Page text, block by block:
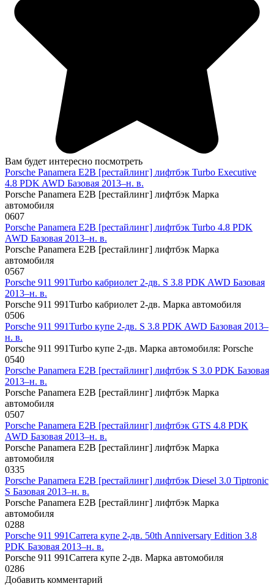
Вам будет интересно посмотреть
Porsche Panamera E2B [рестайлинг] лифтбэк Turbo Executive
4.8 PDK AWD Базовая 2013–н. в.
Porsche Panamera E2B [рестайлинг] лифтбэк Марка
автомобиля
0607
Porsche Panamera E2B [рестайлинг] лифтбэк Turbo 4.8 PDK
AWD Базовая 2013–н. в.
Porsche Panamera E2B [рестайлинг] лифтбэк Марка
автомобиля
0567
Porsche 911 991Turbo кабриолет 2-дв. S 3.8 PDK AWD Базовая
2013–н. в.
Porsche 911 991Turbo кабриолет 2-дв. Марка автомобиля
0506
Porsche 911 991Turbo купе 2-дв. S 3.8 PDK AWD Базовая 2013–
н. в.
Porsche 911 991Turbo купе 2-дв. Марка автомобиля: Porsche
0540
Porsche Panamera E2B [рестайлинг] лифтбэк S 3.0 PDK Базовая
2013–н. в.
Porsche Panamera E2B [рестайлинг] лифтбэк Марка
автомобиля
0507
Porsche Panamera E2B [рестайлинг] лифтбэк GTS 4.8 PDK
AWD Базовая 2013–н. в.
Porsche Panamera E2B [рестайлинг] лифтбэк Марка
автомобиля
0335
Porsche Panamera E2B [рестайлинг] лифтбэк Diesel 3.0 Tiptronic
S Базовая 2013–н. в.
Porsche Panamera E2B [рестайлинг] лифтбэк Марка
автомобиля
0288
Porsche 911 991Carrera купе 2-дв. 50th Anniversary Edition 3.8
PDK Базовая 2013–н. в.
Porsche 911 991Carrera купе 2-дв. Марка автомобиля
0286
Добавить комментарий